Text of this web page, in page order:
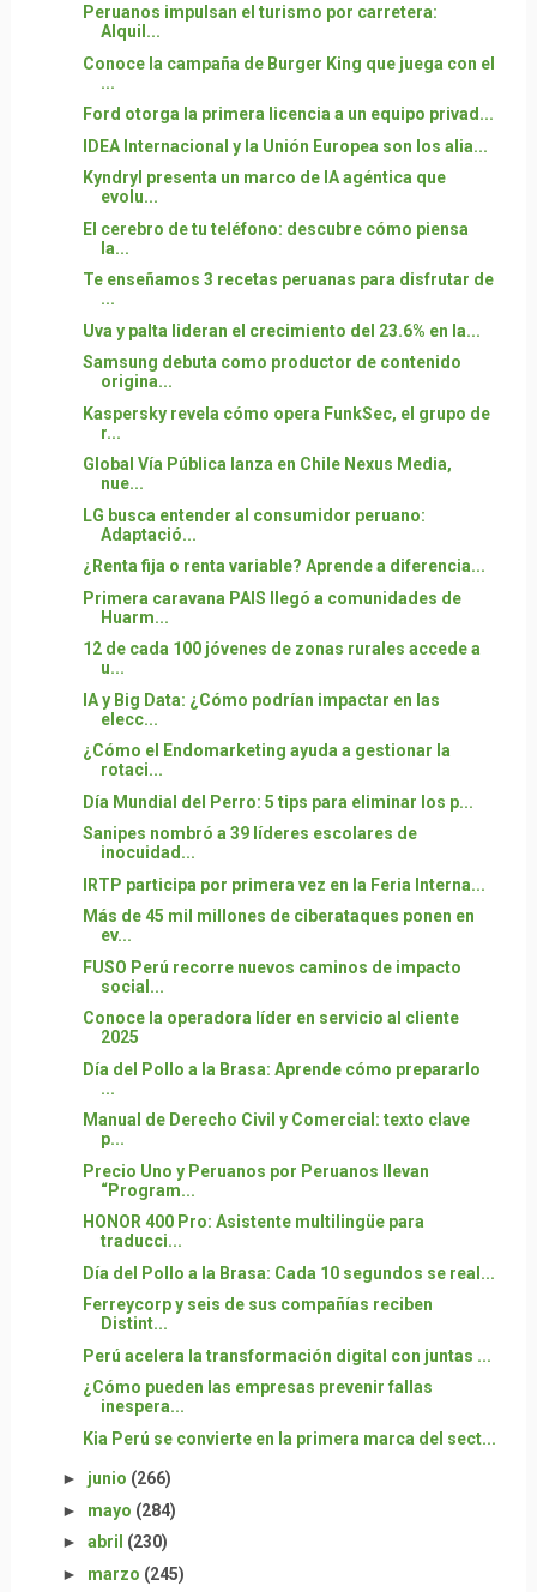
Peruanos impulsan el turismo por carretera:
Alquil...
Conoce la campaña de Burger King que juega con el
...
Ford otorga la primera licencia a un equipo privad...
IDEA Internacional y la Unión Europea son los alia...
Kyndryl presenta un marco de IA agéntica que
evolu...
El cerebro de tu teléfono: descubre cómo piensa
la...
Te enseñamos 3 recetas peruanas para disfrutar de
...
Uva y palta lideran el crecimiento del 23.6% en la...
Samsung debuta como productor de contenido
origina...
Kaspersky revela cómo opera FunkSec, el grupo de
r...
Global Vía Pública lanza en Chile Nexus Media,
nue...
LG busca entender al consumidor peruano:
Adaptació...
¿Renta fija o renta variable? Aprende a diferencia...
Primera caravana PAIS llegó a comunidades de
Huarm...
12 de cada 100 jóvenes de zonas rurales accede a
u...
IA y Big Data: ¿Cómo podrían impactar en las
elecc...
¿Cómo el Endomarketing ayuda a gestionar la
rotaci...
Día Mundial del Perro: 5 tips para eliminar los p...
Sanipes nombró a 39 líderes escolares de
inocuidad...
IRTP participa por primera vez en la Feria Interna...
Más de 45 mil millones de ciberataques ponen en
ev...
FUSO Perú recorre nuevos caminos de impacto
social...
Conoce la operadora líder en servicio al cliente
2025
Día del Pollo a la Brasa: Aprende cómo prepararlo
...
Manual de Derecho Civil y Comercial: texto clave
p...
Precio Uno y Peruanos por Peruanos llevan
“Program...
HONOR 400 Pro: Asistente multilingüe para
traducci...
Día del Pollo a la Brasa: Cada 10 segundos se real...
Ferreycorp y seis de sus compañías reciben
Distint...
Perú acelera la transformación digital con juntas ...
¿Cómo pueden las empresas prevenir fallas
inespera...
Kia Perú se convierte en la primera marca del sect...
► junio (266)
► mayo (284)
► abril (230)
► marzo (245)